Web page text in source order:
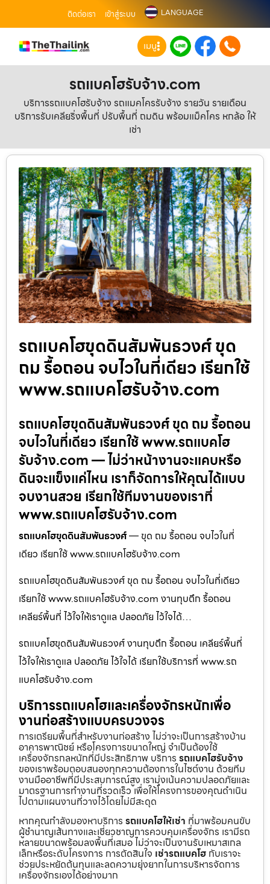
ติดต่อเรา เข้าสู่ระบบ LANGUAGE
เมนู
รถแบคโฮรับจ้าง.com
บริการรถแบคโฮรับจ้าง รถแมคโครรับจ้าง รายวัน รายเดือน
บริการรับเคลียริ่งพื้นที่ ปรับพื้นที่ ถมดิน พร้อมแม็คโคร หกล้อ ให้
เช่า
รถแบคโฮขุดดินสัมพันธวงศ์ ขุด
ถม รื้อถอน จบไวในที่เดียว เรียกใช้
www.รถแบคโฮรับจ้าง.com
รถแบคโฮขุดดินสัมพันธวงศ์ ขุด ถม รื้อถอน
จบไวในที่เดียว เรียกใช้ www.รถแบคโฮ
รับจ้าง.com — ไม่ว่าหน้างานจะแคบหรือ
ดินจะแข็งแค่ไหน เราก็จัดการให้คุณได้แบบ
จบงานสวย เรียกใช้ทีมงานของเราที่
www.รถแบคโฮรับจ้าง.com
รถแบคโฮขุดดินสัมพันธวงศ์— ขุด ถม รื้อถอน จบไวในที่
เดียว เรียกใช้ www.รถแบคโฮรับจ้าง.com
รถแบคโฮขุดดินสัมพันธวงศ์ ขุด ถม รื้อถอน จบไวในที่เดียว
เรียกใช้ www.รถแบคโฮรับจ้าง.com งานทุบตึก รื้อถอน
เคลียร์พื้นที่ ไว้ใจให้เราดูแล ปลอดภัย ไว้ใจได้…
รถแบคโฮขุดดินสัมพันธวงศ์ งานทุบตึก รื้อถอน เคลียร์พื้นที่
ไว้ใจให้เราดูแล ปลอดภัย ไว้ใจได้ เรียกใช้บริการที่ www.รถ
แบคโฮรับจ้าง.com
บริการรถแบคโฮและเครื่องจักรหนักเพื่อ
งานก่อสร้างแบบครบวงจร
การเตรียมพื้นที่สำหรับงานก่อสร้าง ไม่ว่าจะเป็นการสร้างบ้าน
อาคารพาณิชย์ หรือโครงการขนาดใหญ่ จำเป็นต้องใช้
เครื่องจักรกลหนักที่มีประสิทธิภาพ บริการ รถแบคโฮรับจ้าง
ของเราพร้อมตอบสนองทุกความต้องการในไซต์งาน ด้วยทีม
งานมืออาชีพที่มีประสบการณ์สูง เรามุ่งเน้นความปลอดภัยและ
มาตรฐานการทำงานที่รวดเร็ว เพื่อให้โครงการของคุณดำเนิน
ไปตามแผนงานที่วางไว้โดยไม่มีสะดุด
หากคุณกำลังมองหาบริการ รถแบคโฮให้เช่า ที่มาพร้อมคนขับ
ผู้ชำนาญเส้นทางและเชี่ยวชาญการควบคุมเครื่องจักร เรามีรถ
หลายขนาดพร้อมลงพื้นที่เสมอ ไม่ว่าจะเป็นงานรับเหมาสเกล
เล็กหรือระดับโครงการ การตัดสินใจ เช่ารถแบคโฮ กับเราจะ
ช่วยประหยัดต้นทุนและลดความยุ่งยากในการบริหารจัดการ
เครื่องจักรเองได้อย่างมาก